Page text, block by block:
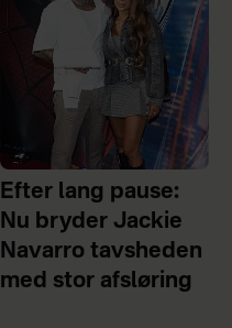
Efter lang pause:
Nu bryder Jackie
Navarro tavsheden
med stor afsløring